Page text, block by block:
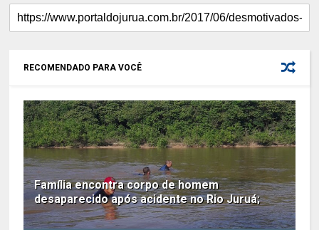
RECOMENDADO PARA VOCÊ
Família encontra corpo de homem
desaparecido após acidente no Rio Juruá;